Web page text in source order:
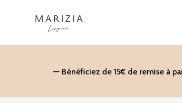
— Bénéficiez de 15€ de remise à